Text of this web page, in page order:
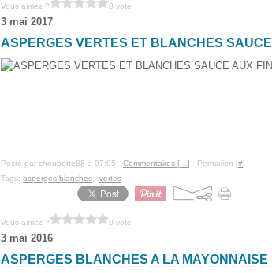
Vous aimez ? 0 vote
3 mai 2017
ASPERGES VERTES ET BLANCHES
Posté par choupette88 à 07:05 - Commentaires [ ] - Permalien [#]
Tags: asperges blanches vertes
Vous aimez ? 0 vote
3 mai 2016
ASPERGES BLANCHES A LA MAYONNAISE